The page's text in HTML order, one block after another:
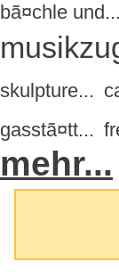
bã¤chle und...
skulpture...
gasstã¤tt...
mehr...